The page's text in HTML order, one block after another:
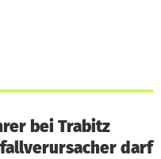
bei Trabitz
darf